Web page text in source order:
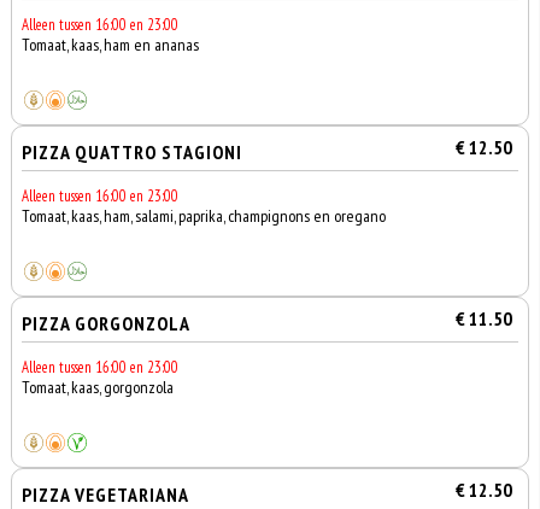
Alleen tussen 16:00 en 23:00
Tomaat, kaas, ham en ananas
PIZZA QUATTRO STAGIONI € 12.50
Alleen tussen 16:00 en 23:00
Tomaat, kaas, ham, salami, paprika, champignons en oregano
PIZZA GORGONZOLA € 11.50
Alleen tussen 16:00 en 23:00
Tomaat, kaas, gorgonzola
PIZZA VEGETARIANA € 12.50